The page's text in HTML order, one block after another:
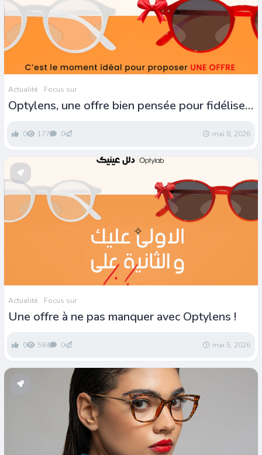
Actualité Focus sur
Optylens, une offre bien pensée pour fidéliser
0 177 0 mai 8, 2026
Actualité Focus sur
Une offre à ne pas manquer avec Optylens !
0 584 0 mai 5, 2026